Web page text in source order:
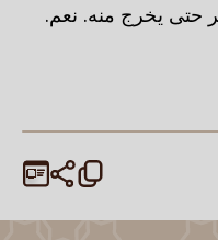
حتى يخرج منه. نعم.